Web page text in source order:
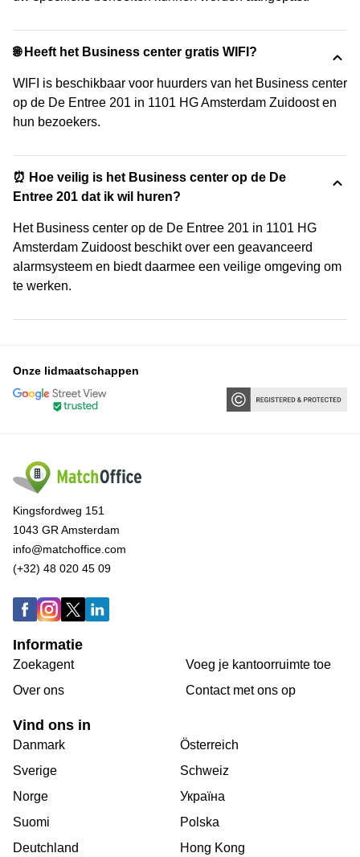
🌐 Heeft het Business center gratis WIFI?
WIFI is beschikbaar voor huurders van het Business center
op de De Entree 201 in 1101 HG Amsterdam Zuidoost en
hun bezoekers.
⏰ Hoe veilig is het Business center op de De
Entree 201 dat ik wil huren?
Het Business center op de De Entree 201 in 1101 HG
Amsterdam Zuidoost beschikt over een geavanceerd
alarmsysteem en biedt daarmee een veilige omgeving om
te werken.
Onze lidmaatschappen
Kingsfordweg 151
1043 GR Amsterdam
info@matchoffice.com
(+32) 48 020 45 09
Informatie
Zoekagent
Over ons
Voeg je kantoorruimte toe
Сontact met ons op
Vind ons in
Danmark
Sverige
Norge
Suomi
Deutchland
Österreich
Schweiz
Україна
Polska
Hong Kong